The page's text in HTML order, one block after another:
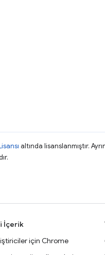
altında lisanslanmıştır.
İçerik
için Chrome